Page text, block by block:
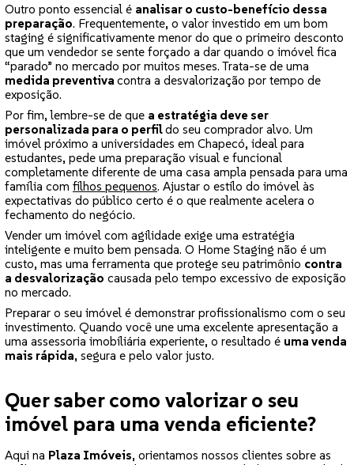
Outro ponto essencial é analisar o custo-benefício dessa
preparação. Frequentemente, o valor investido em um bom
staging é significativamente menor do que o primeiro desconto
que um vendedor se sente forçado a dar quando o imóvel fica
“parado” no mercado por muitos meses. Trata-se de uma
medida preventiva contra a desvalorização por tempo de
exposição.
Por fim, lembre-se de que a estratégia deve ser
personalizada para o perfildo seu comprador alvo. Um
imóvel próximo a universidades em Chapecó, ideal para
estudantes, pede uma preparação visual e funcional
completamente diferente de uma casa ampla pensada para uma
família com filhos pequenos. Ajustar o estilo do imóvel às
expectativas do público certo é o que realmente acelera o
fechamento do negócio.
Vender um imóvel com agilidade exige uma estratégia
inteligente e muito bem pensada. O Home Staging não é um
custo, mas uma ferramenta que protege seu patrimônio contra
a desvalorização causada pelo tempo excessivo de exposição
no mercado.
Preparar o seu imóvel é demonstrar profissionalismo com o seu
investimento. Quando você une uma excelente apresentação a
uma assessoria imobiliária experiente, o resultado é uma venda
mais rápida, segura e pelo valor justo.
Quer saber como valorizar o seu
imóvel para uma venda eficiente?
Aqui na Plaza Imóveis, orientamos nossos clientes sobre as